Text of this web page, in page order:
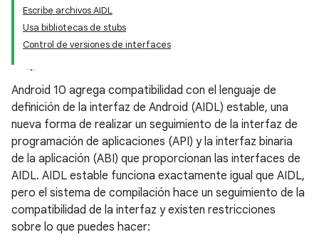
Escribe archivos AIDL
Usa bibliotecas de stubs
Control de versiones de interfaces
Android 10 agrega compatibilidad con el lenguaje de
definición de la interfaz de Android (AIDL) estable, una
nueva forma de realizar un seguimiento de la interfaz de
programación de aplicaciones (API) y la interfaz binaria
de la aplicación (ABI) que proporcionan las interfaces de
AIDL. AIDL estable funciona exactamente igual que AIDL,
pero el sistema de compilación hace un seguimiento de la
compatibilidad de la interfaz y existen restricciones
sobre lo que puedes hacer: